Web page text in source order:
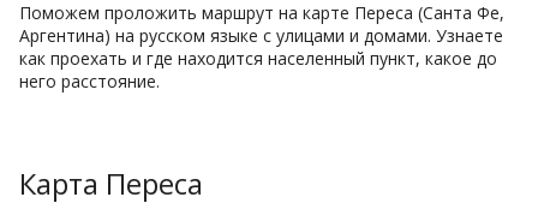
Поможем проложить маршрут на карте Переса (Санта Фе,
Аргентина) на русском языке с улицами и домами. Узнаете
как проехать и где находится населенный пункт, какое до
него расстояние.
Карта Переса